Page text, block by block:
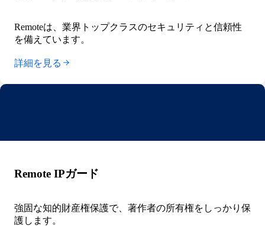
Remoteは、業界トップクラスのセキュリティと信頼性
を備えています。
詳細を見る
Remote IPガード
強固な知的財産権保護で、著作者の所有権をしっかり保
護します。